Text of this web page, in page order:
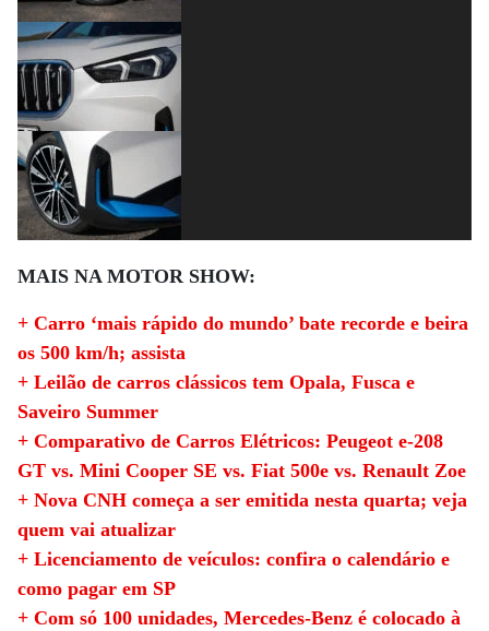
MAIS NA MOTOR SHOW:
+ Carro ‘mais rápido do mundo’ bate recorde e beira
os 500 km/h; assista
+ Leilão de carros clássicos tem Opala, Fusca e
Saveiro Summer
+ Comparativo de Carros Elétricos: Peugeot e-208
GT vs. Mini Cooper SE vs. Fiat 500e vs. Renault Zoe
+ Nova CNH começa a ser emitida nesta quarta; veja
quem vai atualizar
+ Licenciamento de veículos: confira o calendário e
como pagar em SP
+ Com só 100 unidades, Mercedes-Benz é colocado à